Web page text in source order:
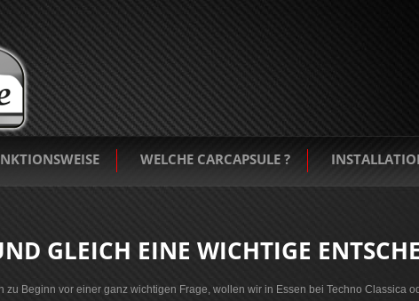
WELCHE CARCAPSULE ?
GLEICH EINE WICHTIGE
zu Beginn vor einer ganz wichtigen Frage, wollen wir in Essen bei Techno Classica